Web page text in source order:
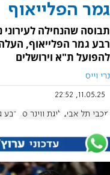
גמר הפלייאוף
תבוסה שהנחילה
רבע גמר הפלייאוף,
להפועל ת"א וירושלים
נרי וייס
11.05.25, 22:52
מכבי תל אביב ליגת ווינר סל רבע